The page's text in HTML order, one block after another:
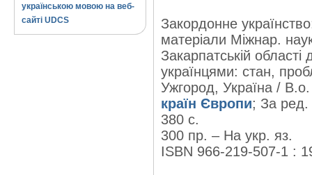
українською мовою на веб-
сайті UDCS
Закордонне
матеріали Міжнар.
Закарпатській області
українцями: стан,
Ужгород, Україна /
країн Європи; За ред.
380 с.
300 пр. – На укр. яз.
ISBN 966-219-507-1 :